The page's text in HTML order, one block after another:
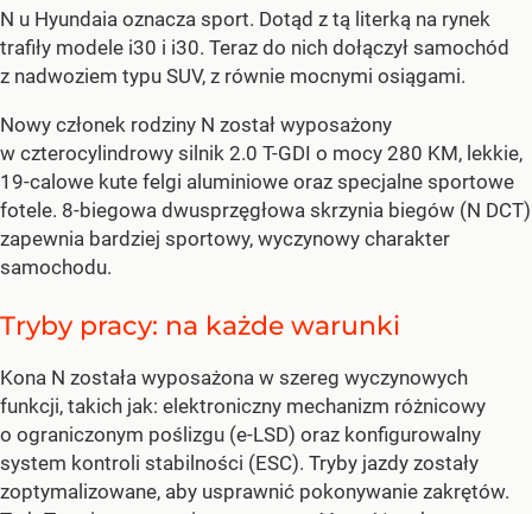
N u Hyundaia oznacza sport. Dotąd z tą literką na rynek
trafiły modele i30 i i30. Teraz do nich dołączył samochód
z nadwoziem typu SUV, z równie mocnymi osiągami.
Nowy członek rodziny N został wyposażony
w czterocylindrowy silnik 2.0 T-GDI o mocy 280 KM, lekkie,
19-calowe kute felgi aluminiowe oraz specjalne sportowe
fotele. 8-biegowa dwusprzęgłowa skrzynia biegów (N DCT)
zapewnia bardziej sportowy, wyczynowy charakter
samochodu.
Tryby pracy: na każde warunki
Kona N została wyposażona w szereg wyczynowych
funkcji, takich jak: elektroniczny mechanizm różnicowy
o ograniczonym poślizgu (e-LSD) oraz konfigurowalny
system kontroli stabilności (ESC). Tryby jazdy zostały
zoptymalizowane, aby usprawnić pokonywanie zakrętów.